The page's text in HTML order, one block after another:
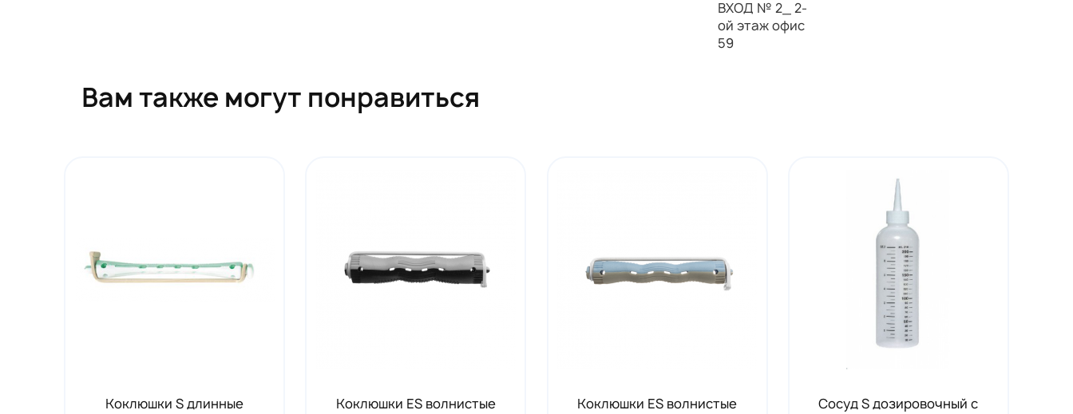
ВХОД № 2_ 2-
ой этаж офис
59
Вам также могут понравиться
Коклюшки S длинные
Коклюшки ES волнистые
Коклюшки ES волнистые
Сосуд S дозировочный с